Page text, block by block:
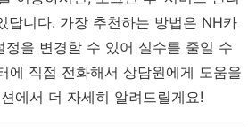
답니다. 가장 추천하는 방법은 NH카
을 변경할 수 있어 실수를 줄일 수
에 직접 전화해서 상담원에게 도움을
에서 더 자세히 알려드릴게요!